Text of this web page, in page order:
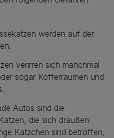
werden auf der
verirren sich manchmal
sogar Kofferräumen und
Autos sind die
die sich draußen
Kätzchen sind betroffen,